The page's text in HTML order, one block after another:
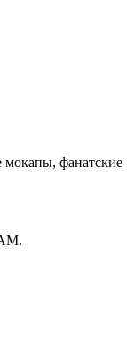
мокапы, фанатские